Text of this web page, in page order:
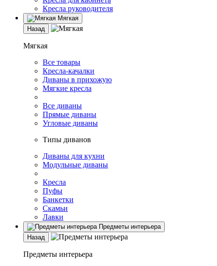
Кресла руководителя
Мягкая
Назад
Мягкая
Все товары
Кресла-качалки
Диваны в прихожую
Мягкие кресла
Все диваны
Прямые диваны
Угловые диваны
Типы диванов
Диваны для кухни
Модульные диваны
Кресла
Пуфы
Банкетки
Скамьи
Лавки
Предметы интерьера
Назад
Предметы интерьера